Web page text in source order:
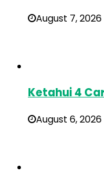
August 7, 2026
Ketahui 4
August 6, 2026